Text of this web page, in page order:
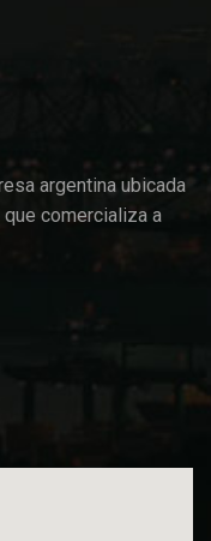
argentina ubicada
que comercializa a